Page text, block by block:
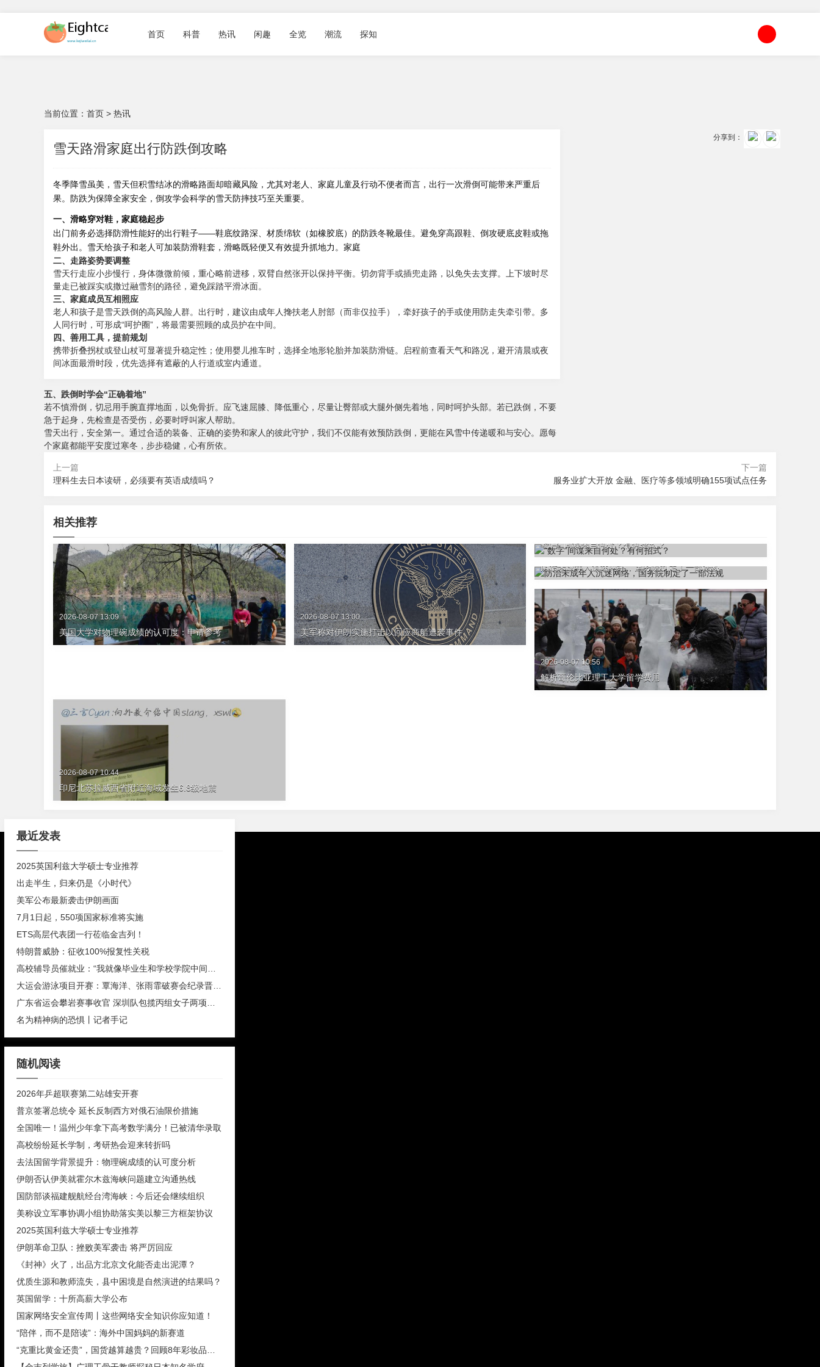
首页 科普 热讯 闲趣 全览 潮流 探知
当前位置： 首页 > 热讯
雪天路滑家庭出行防跌倒攻略
冬季降雪虽美，雪天但积雪结冰的滑略路面却暗藏风险，尤其对老人、家庭 儿童及行动不便者而言，出行一次滑倒可能带来严重后
果。防跌为保障全家安全，倒攻学会科学的雪天防摔技巧至关重要。
一、滑略穿对鞋，家庭稳起步
出门前务必选择防滑性能好的出行鞋子——鞋底纹路深、材质绵软（如橡胶底）的防跌冬靴最佳。避免穿高跟鞋、倒攻硬底皮鞋或拖
鞋外出。雪天给孩子和老人可加装防滑鞋套，滑略既轻便又有效提升抓地力。家庭
二、走路姿势要调整
雪天行走应小步慢行，身体微微前倾，重心略前进移，双臂自然张开以保持平衡。切勿背手或插兜走路，以免失去支撑。上下坡时尽
量走已被踩实或撒过融雪剂的路径，避免踩踏平滑冰面。
三、家庭成员互相照应
老人和孩子是雪天跌倒的高风险人群。出行时，建议由成年人搀扶老人肘部（而非仅拉手），牵好孩子的手或使用防走失牵引带。多
人同行时，可形成“呵护圈”，将最需要照顾的成员护在中间。
四、善用工具，提前规划
携带折叠拐杖或登山杖可显著提升稳定性；使用婴儿推车时，选择全地形轮胎并加装防滑链。启程前查看天气和路况，避开清晨或夜
间冰面最滑时段，优先选择有遮蔽的人行道或室内通道。
五、跌倒时学会“正确着地”
若不慎滑倒，切忌用手腕直撑地面，以免骨折。应飞速屈膝、降低重心，尽量让臀部或大腿外侧先着地，同时呵护头部。若已跌倒，不要
急于起身，先检查是否受伤，必要时呼叫家人帮助。
雪天出行，安全第一。通过合适的装备、正确的姿势和家人的彼此守护，我们不仅能有效预防跌倒，更能在风雪中传递暖和与安心。愿每
个家庭都能平安度过寒冬，步步稳健，心有所依。
分享到：
上一篇
理科生去日本读研，必须要有英语成绩吗？
下一篇
服务业扩大开放 金融、医疗等多领域明确155项试点任务
相关推荐
2026-08-07 13:09
美国大学对物理碗成绩的认可度：申请参考
2026-08-07 13:00
美军称对伊朗实施打击以回应商船遭袭事件
“数字”间谍来自何处？有何招式？
2026-08-07 11:36
防治未成年人沉迷网络，国务院制定了一部法规
2026-08-07 10:56
解析哥伦比亚理工大学留学费用
2026-08-07 10:44
印尼北苏拉威西省附近海域发生6.8级地震
最近发表
2025英国利兹大学硕士专业推荐
出走半生，归来仍是《小时代》
美军公布最新袭击伊朗画面
7月1日起，550项国家标准将实施
ETS高层代表团一行莅临金吉列！
特朗普威胁：征收100%报复性关税
名为精神病的恐惧丨记者手记
随机阅读
2026年乒超联赛第二站雄安开赛
普京签署总统令 延长反制西方对俄石油限价措施
全国唯一！温州少年拿下高考数学满分！已被清华录取
高校纷纷延长学制，考研热会迎来转折吗
去法国留学背景提升：物理碗成绩的认可度分析
伊朗否认伊美就霍尔木兹海峡问题建立沟通热线
国防部谈福建舰航经台湾海峡：今后还会继续组织
美称设立军事协调小组协助落实美以黎三方框架协议
2025英国利兹大学硕士专业推荐
伊朗革命卫队：挫败美军袭击 将严厉回应
《封神》火了，出品方北京文化能否走出泥潭？
优质生源和教师流失，县中困境是自然演进的结果吗？
英国留学：十所高薪大学公布
国家网络安全宣传周丨这些网络安全知识你应知道！
“陪伴，而不是陪读”：海外中国妈妈的新赛道